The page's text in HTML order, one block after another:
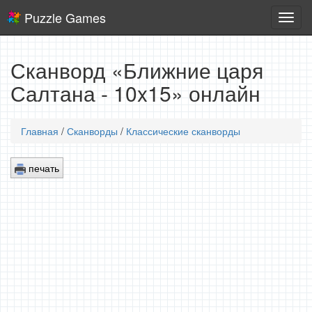
игры
Puzzle Games
Сканворд «Ближние царя
Салтана - 10x15» онлайн
Главная / Сканворды / Классические сканворды
печать